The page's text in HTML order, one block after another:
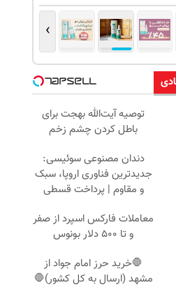
›
توصیه آیت‌الله بهجت برای
باطل کردن چشم زخم
دندان مصنوعی سوئیسی:
جدیدترین فناوری اروپا، سبک
و مقاوم | پرداخت قسطی
معاملات فارکس اسپرد از صفر
و تا ۵۰۰ دلار بونوس
🛑خرید حرز امام جواد از
مشهد (ارسال به کل کشور)🛑